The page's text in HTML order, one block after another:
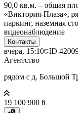
90,0 кв.м. – общая
«Виктория-Плаза»,
паркинг, наземная
видеонаблюдение
Контакты
вчера, 15:10 ID
Агентство
рядом с д. Большой
19 100 900 ƃ